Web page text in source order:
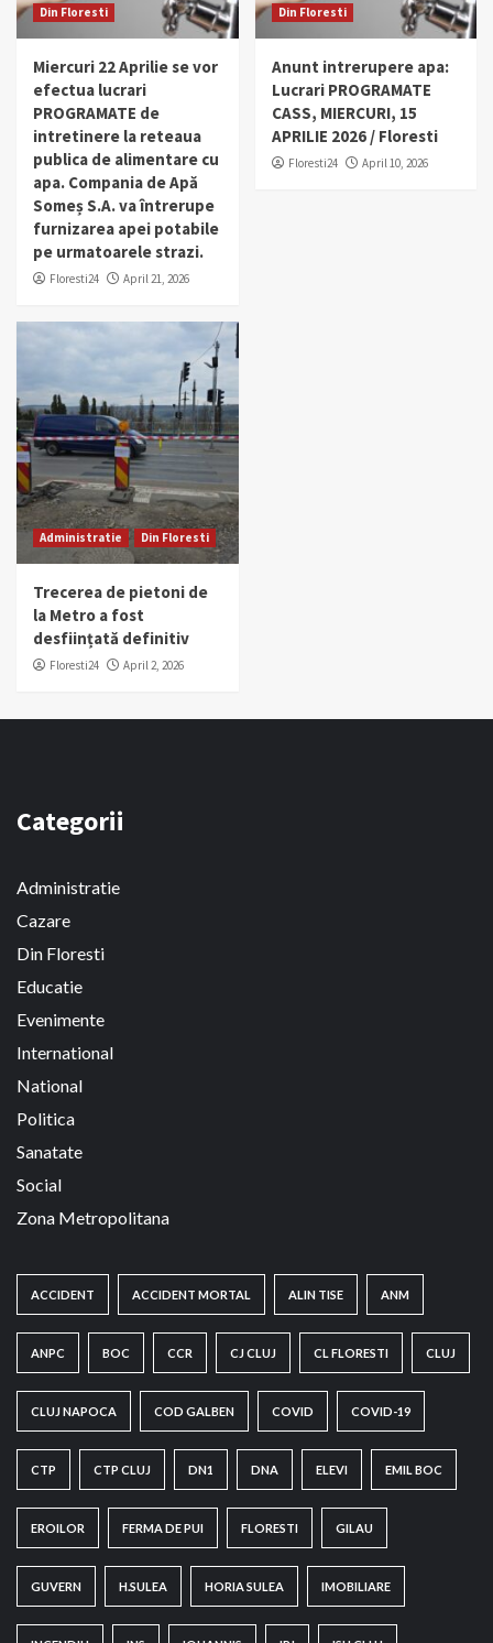
Din Floresti
Miercuri 22 Aprilie se vor
efectua lucrari
PROGRAMATE de
intretinere la reteaua
publica de alimentare cu
apa. Compania de Apă
Someș S.A. va întrerupe
furnizarea apei potabile
pe urmatoarele strazi.
Floresti24 April 21, 2026
Din Floresti
Anunt intrerupere apa:
Lucrari PROGRAMATE
CASS, MIERCURI, 15
APRILIE 2026 / Floresti
Floresti24 April 10, 2026
Administratie Din Floresti
Trecerea de pietoni de
la Metro a fost
desființată definitiv
Floresti24 April 2, 2026
Categorii
Administratie
Cazare
Din Floresti
Educatie
Evenimente
International
National
Politica
Sanatate
Social
Zona Metropolitana
ACCIDENT ACCIDENT MORTAL ALIN TISE ANM
ANPC BOC CCR CJ CLUJ CL FLORESTI CLUJ
CLUJ NAPOCA COD GALBEN COVID COVID-19
CTP CTP CLUJ DN1 DNA ELEVI EMIL BOC
EROILOR FERMA DE PUI FLORESTI GILAU
GUVERN H.SULEA HORIA SULEA IMOBILIARE